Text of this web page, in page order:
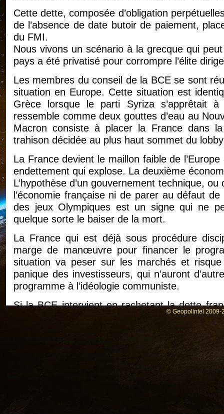
Cette dette, composée d’obligation
de l’absence de date butoir de paiement,
du FMI.
Nous vivons un scénario à la grecque qui
pays a été privatisé pour corrompre l’élite
Les membres du conseil de la BCE se sont
situation en Europe. Cette situation est
Grèce lorsque le parti Syriza s’apprêtait
ressemble comme deux gouttes d’eau au
Macron consiste à placer la France dans
trahison décidée au plus haut sommet du
La France devient le maillon faible de
endettement qui explose. La deuxième
L’hypothèse d’un gouvernement technique,
l’économie française ni de parer au défaut
des jeux Olympiques est un signe qui ne
quelque sorte le baiser de la mort.
La France qui est déjà sous procédure
marge de manœuvre pour financer le
situation va peser sur les marchés et
panique des investisseurs, qui n’auront
programme à l’idéologie communiste.
Si la BCE intervient en rachetant la dette
respecter les règles budgétaires
© Geopolintel 2009-